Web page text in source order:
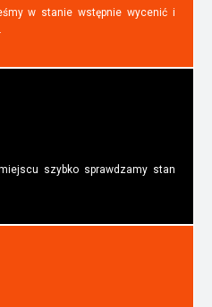
w stanie wstępnie wycenić i
szybko sprawdzamy stan